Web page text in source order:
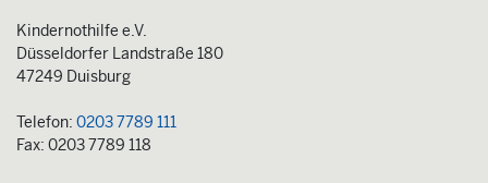
Kindernothilfe e.V.
Düsseldorfer Landstraße 180
47249 Duisburg
Telefon: 0203 7789 111
Fax: 0203 7789 118